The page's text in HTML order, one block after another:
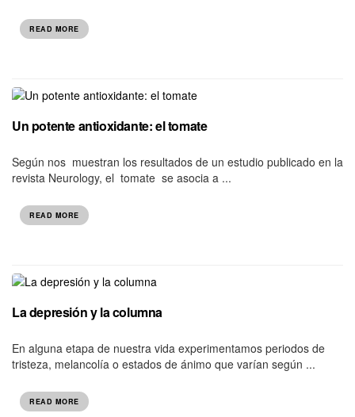
READ MORE
Un potente antioxidante: el tomate
Según nos muestran los resultados de un estudio publicado en la
revista Neurology, el tomate se asocia a ...
READ MORE
La depresión y la columna
En alguna etapa de nuestra vida experimentamos periodos de
tristeza, melancolía o estados de ánimo que varían según ...
READ MORE